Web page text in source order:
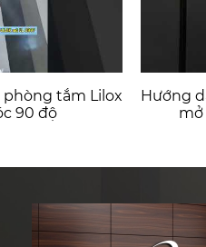
tắm Lilox
90 độ
Hướng
mở